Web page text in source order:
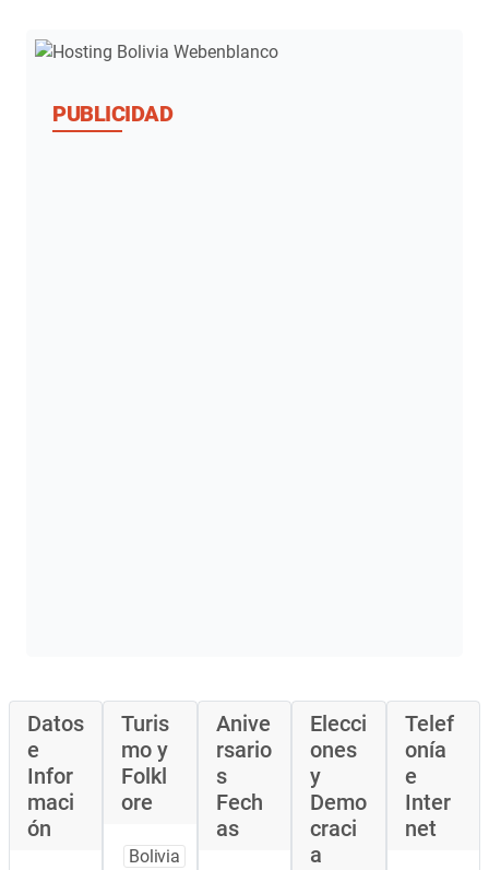
PUBLICIDAD
Datos
e
Infor
maci
ón
Turis
mo y
Folkl
ore
Bolivia
Anive
rsario
s
Fech
as
Elecci
ones
y
Demo
craci
a
Telef
onía
e
Inter
net